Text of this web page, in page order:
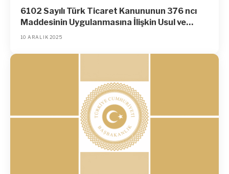
6102 Sayılı Türk Ticaret Kanununun 376 ncı
Maddesinin Uygulanmasına İlişkin Usul ve
Esaslar Hakkında Tebliğde Değişiklik
10 ARALIK 2025